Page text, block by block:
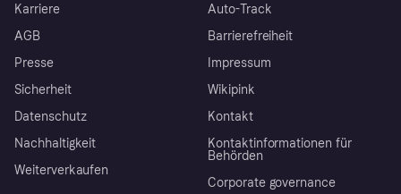
Karriere
AGB
Presse
Sicherheit
Datenschutz
Nachhaltigkeit
Weiterverkaufen
Auto-Track
Barrierefreiheit
Impressum
Wikipink
Kontakt
Kontaktinformationen für
Behörden
Corporate governance